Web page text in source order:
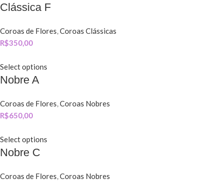
Clássica F
Coroas de Flores,Coroas Clássicas
R$350,00
Select options
Nobre A
Coroas de Flores,Coroas Nobres
R$650,00
Select options
Nobre C
Coroas de Flores,Coroas Nobres